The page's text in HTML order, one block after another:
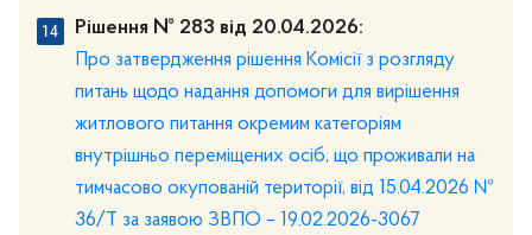
Рішення № 283 від 20.04.2026:
Про затвердження рішення Комісії з розгляду
питань щодо надання допомоги для вирішення
житлового питання окремим категоріям
внутрішньо переміщених осіб, що проживали на
тимчасово окупованій території, від 15.04.2026 №
36/Т за заявою ЗВПО – 19.02.2026-3067